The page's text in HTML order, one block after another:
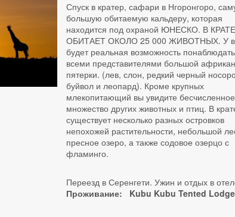
Спуск в кратер, сафари в Нгоронгоро,
большую обитаемую кальдеру, которая
находится под охраной ЮНЕСКО. В
ОБИТАЕТ ОКОЛО 25 000 ЖИВОТНЫХ. У
будет реальная возможность
всеми представителями большой
пятерки. (лев, слон, редкий черный
буйвол и леопард). Кроме крупных
млекопитающий вы увидите бесчисленное
множество других животных и птиц. В
существует несколько разных островков
непохожей растительности, небольшой
пресное озеро, а также содовое озерцо с
фламинго.
Переезд в Серенгети. Ужин и отдых в
Проживание: Kubu Kubu Tented Lodge